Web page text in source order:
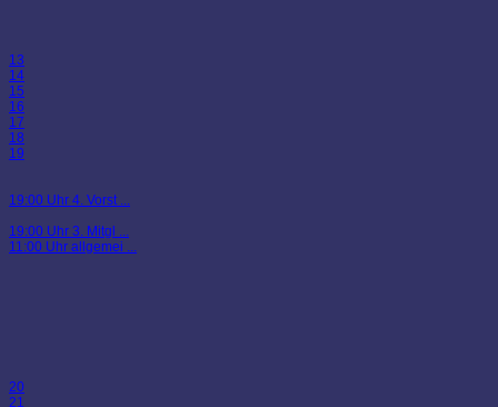
13
14
15
16
17
18
19
19:00 Uhr 4. Vorst ...
19:00 Uhr 3. Mitgl ...
11:00 Uhr allgemei ...
20
21